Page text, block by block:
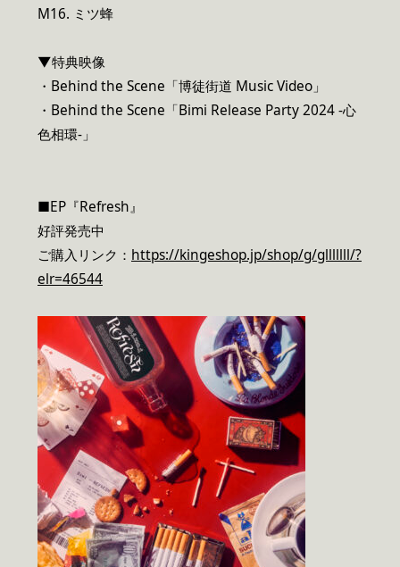
M16. ミツ蜂
▼特典映像
・Behind the Scene「博徒街道 Music Video」
・Behind the Scene「Bimi Release Party 2024 -心
色相環-」
■EP『Refresh』
好評発売中
ご購入リンク： https://kingeshop.jp/shop/g/glllllll/?
elr=46544